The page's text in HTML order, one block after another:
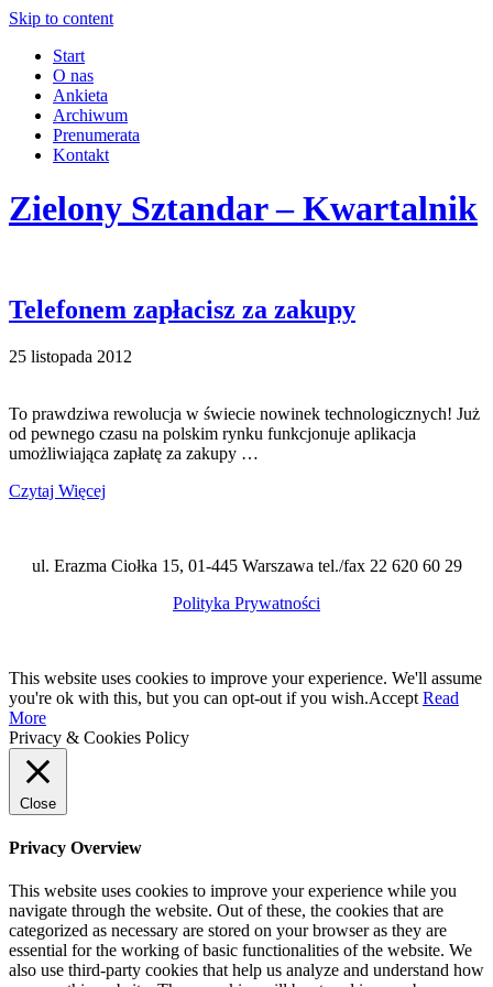
Skip to content
Start
O nas
Ankieta
Archiwum
Prenumerata
Kontakt
Zielony Sztandar – Kwartalnik
Telefonem zapłacisz za zakupy
25 listopada 2012
To prawdziwa rewolucja w świecie nowinek technologicznych! Już
od pewnego czasu na polskim rynku funkcjonuje aplikacja
umożliwiająca zapłatę za zakupy …
Czytaj Więcej
ul. Erazma Ciołka 15, 01-445 Warszawa tel./fax 22 620 60 29
Polityka Prywatności
This website uses cookies to improve your experience. We'll assume
you're ok with this, but you can opt-out if you wish.Accept Read
More
Privacy & Cookies Policy
Close
Privacy Overview
This website uses cookies to improve your experience while you
navigate through the website. Out of these, the cookies that are
categorized as necessary are stored on your browser as they are
essential for the working of basic functionalities of the website. We
also use third-party cookies that help us analyze and understand how